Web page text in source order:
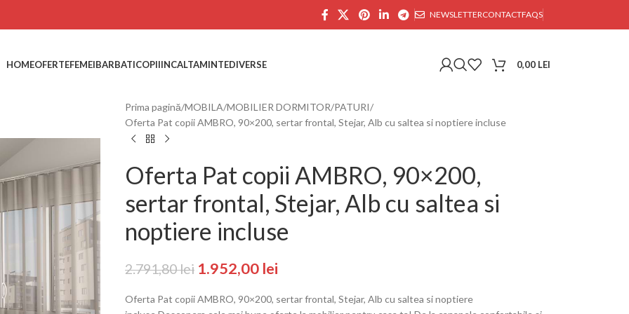
NEWSLETTERCONTACTFAQS
HOMEOFERTEFEMEIBARBATICOPIIINCALTAMINTEDIVERSE 0,00 LEI
Prima pagină MOBILA MOBILIER DORMITOR PATURI
Oferta Pat copii AMBRO, 90×200, sertar frontal, Stejar, Alb cu saltea si noptiere incluse
Oferta Pat copii AMBRO, 90×200,
sertar frontal, Stejar, Alb cu saltea si
noptiere incluse
2.791,80lei 1.952,00 lei
Oferta Pat copii AMBRO, 90×200, sertar frontal, Stejar, Alb cu saltea si noptiere